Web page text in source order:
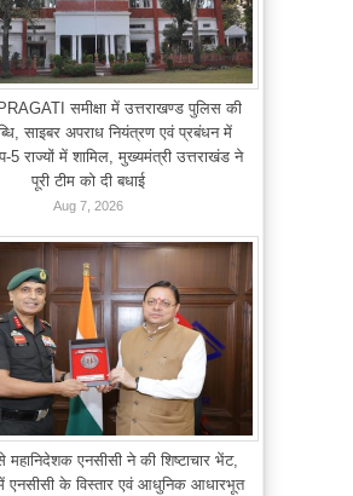
समीक्षा में उत्तराखण्ड पुलिस की
साइबर अपराध नियंत्रण एवं प्रबंधन में
5 राज्यों में शामिल, मुख्यमंत्री उत्तराखंड ने
पूरी टीम को दी बधाई
Aug 7, 2026
महानिदेशक एनसीसी ने की शिष्टाचार भेंट,
एनसीसी के विस्तार एवं आधुनिक आधारभूत